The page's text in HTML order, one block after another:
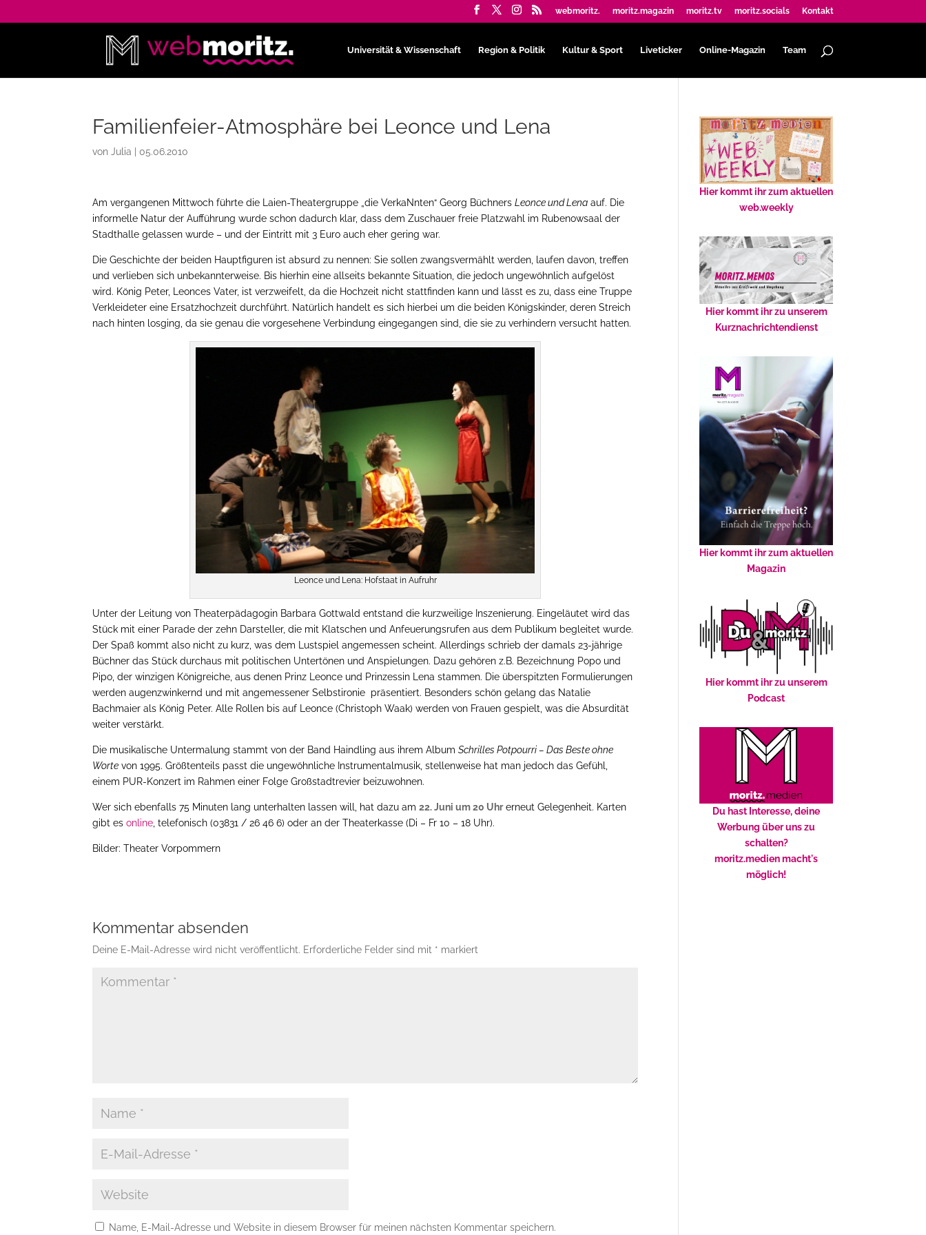
webmoritz. moritz.magazin moritz.tv moritz.socials Kontakt
Universität & Wissenschaft Region & Politik Kultur & Sport Liveticker Online-Magazin Team
Familienfeier-Atmosphäre bei Leonce und Lena
vonJulia |05.06.2010
Am vergangenen Mittwoch führte die Laien-Theatergruppe „die VerkaNnten“ Georg BüchnersLeonce und Lena auf. Die
informelle Natur der Aufführung wurde schon dadurch klar, dass dem Zuschauer freie Platzwahl im Rubenowsaal der
Stadthalle gelassen wurde – und der Eintritt mit 3 Euro auch eher gering war.
Die Geschichte der beiden Hauptfiguren ist absurd zu nennen: Sie sollen zwangsvermählt werden, laufen davon, treffen
und verlieben sich unbekannterweise. Bis hierhin eine allseits bekannte Situation, die jedoch ungewöhnlich aufgelöst
wird. König Peter, Leonces Vater, ist verzweifelt, da die Hochzeit nicht stattfinden kann und lässt es zu, dass eine Truppe
Verkleideter eine Ersatzhochzeit durchführt. Natürlich handelt es sich hierbei um die beiden Königskinder, deren Streich
nach hinten losging, da sie genau die vorgesehene Verbindung eingegangen sind, die sie zu verhindern versucht hatten.
Leonce und Lena: Hofstaat in Aufruhr
Unter der Leitung von Theaterpädagogin Barbara Gottwald entstand die kurzweilige Inszenierung. Eingeläutet wird das
Stück mit einer Parade der zehn Darsteller, die mit Klatschen und Anfeuerungsrufen aus dem Publikum begleitet wurde.
Der Spaß kommt also nicht zu kurz, was dem Lustspiel angemessen scheint. Allerdings schrieb der damals 23-jährige
Büchner das Stück durchaus mit politischen Untertönen und Anspielungen. Dazu gehören z.B. Bezeichnung Popo und
Pipo, der winzigen Königreiche, aus denen Prinz Leonce und Prinzessin Lena stammen. Die überspitzten Formulierungen
werden augenzwinkernd und mit angemessener Selbstironie präsentiert. Besonders schön gelang das Natalie
Bachmaier als König Peter. Alle Rollen bis auf Leonce (Christoph Waak) werden von Frauen gespielt, was die Absurdität
weiter verstärkt.
Die musikalische Untermalung stammt von der Band Haindling aus ihrem AlbumSchrilles Potpourri – Das Beste ohne
Worte von 1995. Größtenteils passt die ungewöhnliche Instrumentalmusik, stellenweise hat man jedoch das Gefühl,
einem PUR-Konzert im Rahmen einer Folge Großstadtrevier beizuwohnen.
Wer sich ebenfalls 75 Minuten lang unterhalten lassen will, hat dazu am22. Juni um 20 Uhrerneut Gelegenheit. Karten
gibt esonline , telefonisch (03831 / 26 46 6) oder an der Theaterkasse (Di – Fr 10 – 18 Uhr).
Bilder: Theater Vorpommern
Kommentar absenden
Deine E-Mail-Adresse wird nicht veröffentlicht. Erforderliche Felder sind mit * markiert
Name, E-Mail-Adresse und Website in diesem Browser für meinen nächsten Kommentar speichern.
Hier kommt ihr zum aktuellen
web.weekly
Hier kommt ihr zu unserem
Kurznachrichtendienst
Hier kommt ihr zum aktuellen
Magazin
Hier kommt ihr zu unserem
Podcast
Du hast Interesse, deine
Werbung über uns zu
schalten?
moritz.medien macht's
möglich!